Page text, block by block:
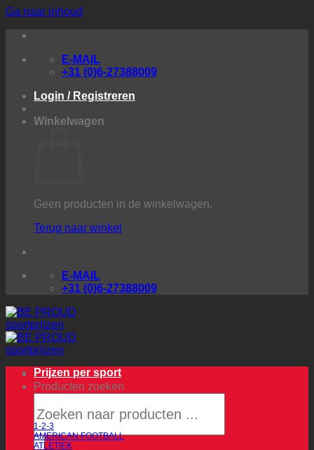
Ga naar inhoud
E-MAIL
+31 (0)6-27388009
Login / Registreren
Winkelwagen
Geen producten in de winkelwagen.
Terug naar winkel
E-MAIL
+31 (0)6-27388009
Producten zoeken
Prijzen per sport
1-2-3
AMERICAN FOOTBALL
ATLETIEK